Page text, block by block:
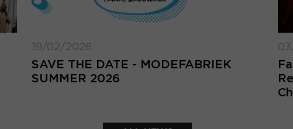
19/02/2026
SAVE THE DATE - MODEFABRIEK
SUMMER 2026